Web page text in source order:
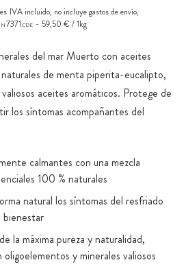
del mar Muerto con aceites
de menta piperita-eucalipto,
aceites aromáticos. Protege de
los síntomas acompañantes del
calmantes con una mezcla
100 % naturales
natural los síntomas del resfriado
bienestar
la máxima pureza y naturalidad,
y minerales valiosos
IVA incluido, no incluyegastos de envío,
N7371CDE 59,50 € / 1kg